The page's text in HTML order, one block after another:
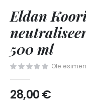
to
the
beginning
the
images
Eldan
500 ml
Ole
28,00 €